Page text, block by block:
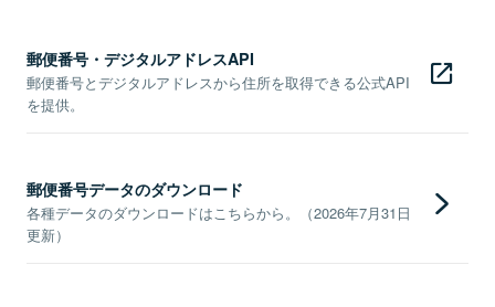
郵便番号・デジタルアドレスAPI
郵便番号とデジタルアドレスから住所を取得できる公式API
を提供。
郵便番号データのダウンロード
各種データのダウンロードはこちらから。（2026年7月31日
更新）